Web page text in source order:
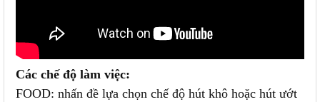
Các chế độ làm việc:
FOOD: nhấn đề lựa chọn chế độ hút khô hoặc hút ướt